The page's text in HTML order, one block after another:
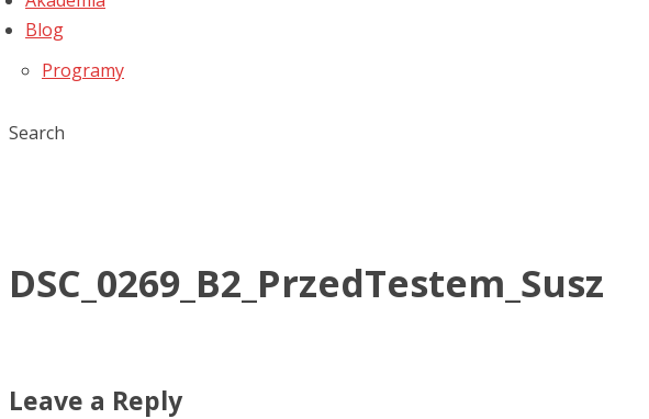
Blog
Programy
Search
DSC_0269_B2_PrzedTestem_Susz
Leave a Reply